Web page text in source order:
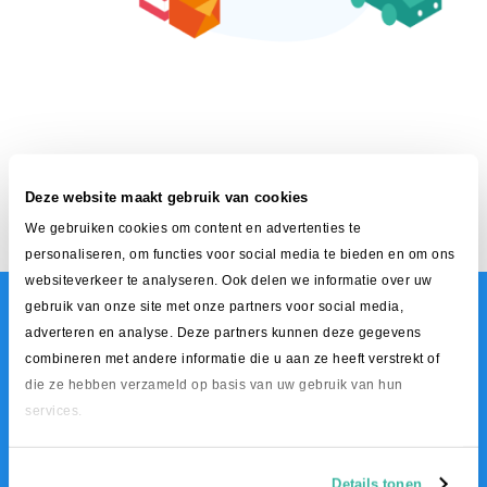
Deze website maakt gebruik van cookies
We gebruiken cookies om content en advertenties te
personaliseren, om functies voor social media te bieden en om ons
websiteverkeer te analyseren. Ook delen we informatie over uw
gebruik van onze site met onze partners voor social media,
adverteren en analyse. Deze partners kunnen deze gegevens
combineren met andere informatie die u aan ze heeft verstrekt of
die ze hebben verzameld op basis van uw gebruik van hun
services.
Wil je meer weten over de
mogelijkheden van onze